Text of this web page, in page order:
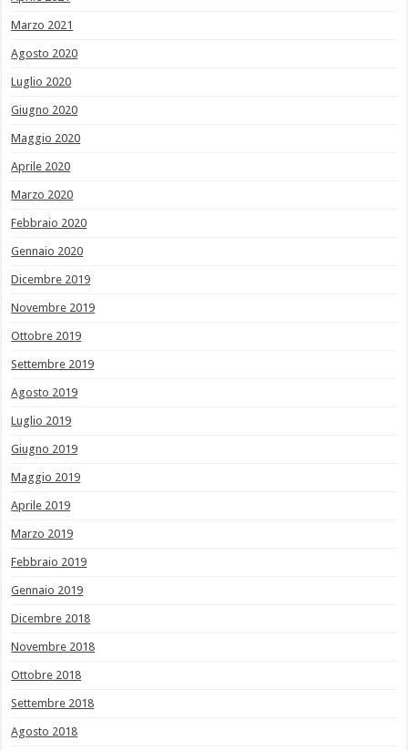
Marzo 2021
Agosto 2020
Luglio 2020
Giugno 2020
Maggio 2020
Aprile 2020
Marzo 2020
Febbraio 2020
Gennaio 2020
Dicembre 2019
Novembre 2019
Ottobre 2019
Settembre 2019
Agosto 2019
Luglio 2019
Giugno 2019
Maggio 2019
Aprile 2019
Marzo 2019
Febbraio 2019
Gennaio 2019
Dicembre 2018
Novembre 2018
Ottobre 2018
Settembre 2018
Agosto 2018